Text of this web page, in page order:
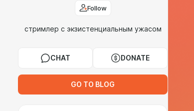
Follow
стримлер с экзистенциальным ужасом
CHAT DONATE
GO TO BLOG